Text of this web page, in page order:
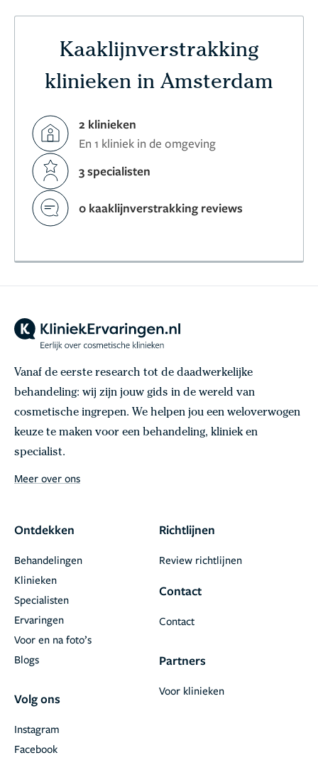
Kaaklijnverstrakking
klinieken in Amsterdam
2 klinieken
En 1 kliniek in de omgeving
3 specialisten
0 kaaklijnverstrakking reviews
Vanaf de eerste research tot de daadwerkelijke
behandeling: wij zijn jouw gids in de wereld van
cosmetische ingrepen. We helpen jou een weloverwogen
keuze te maken voor een behandeling, kliniek en
specialist.
Meer over ons
Ontdekken
Behandelingen
Klinieken
Specialisten
Ervaringen
Voor en na foto’s
Blogs
Volg ons
Facebook
Instagram
Richtlijnen
Review richtlijnen
Contact
Contact
Partners
Voor klinieken